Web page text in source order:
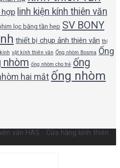
linh kiện kính thiên văn
lọc băng tần hẹp SV BONY
thiết bị chụp ảnh thiên văn thị
vật kính thiên văn Ống nhòm Bosma Ống
nhòm ống nhòm cho trẻ ống
hai mắt ống nhòm
văn HAS - Cửa hàng kính thiên